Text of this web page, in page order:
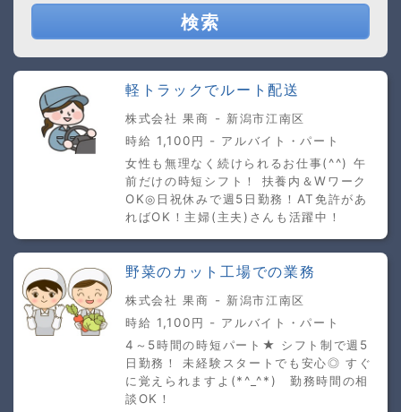
検索
軽トラックでルート配送
株式会社 果商 - 新潟市江南区
時給 1,100円 - アルバイト・パート
女性も無理なく続けられるお仕事(^^) 午
前だけの時短シフト！ 扶養内＆Wワーク
OK◎日祝休みで週5日勤務！AT免許があ
ればOK！主婦(主夫)さんも活躍中！
野菜のカット工場での業務
株式会社 果商 - 新潟市江南区
時給 1,100円 - アルバイト・パート
4～5時間の時短パート★ シフト制で週5
日勤務！ 未経験スタートでも安心◎ すぐ
に覚えられますよ(*^_^*) 勤務時間の相
談OK！